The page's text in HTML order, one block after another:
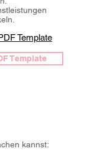
Template
Template
kannst: